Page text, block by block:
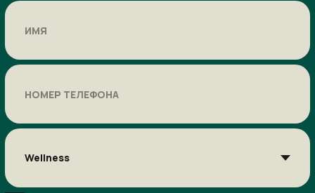
Активных месяцев:6 месяцев
занятия
Дополнительный бонус:
тренажерного зала (45 мин)
6 месяцев